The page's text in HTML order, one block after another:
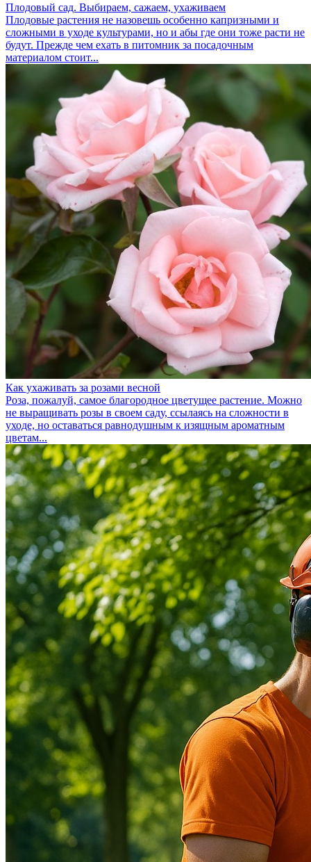
Плодовый сад. Выбираем, сажаем, ухаживаем
Плодовые растения не назовешь особенно капризными и
сложными в уходе культурами, но и абы где они тоже расти не
будут. Прежде чем ехать в питомник за посадочным
материалом стоит...
Как ухаживать за розами весной
Роза, пожалуй, самое благородное цветущее растение. Можно
не выращивать розы в своем саду, ссылаясь на сложности в
уходе, но оставаться равнодушным к изящным ароматным
цветам...